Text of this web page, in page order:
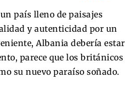
país lleno de paisajes
y autenticidad por un
Albania debería estar
parece que los británicos
su nuevo paraíso soñado.